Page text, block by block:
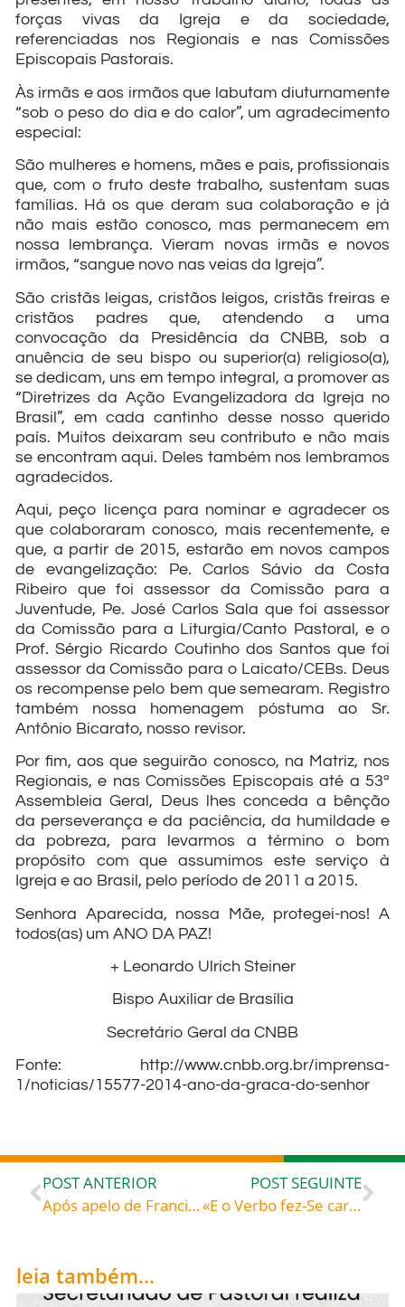
forças vivas da Igreja e da sociedade,
referenciadas nos Regionais e nas Comissões
Episcopais Pastorais.
Às irmãs e aos irmãos que labutam diuturnamente
“sob o peso do dia e do calor”, um agradecimento
especial:
São mulheres e homens, mães e pais, profissionais
que, com o fruto deste trabalho, sustentam suas
famílias. Há os que deram sua colaboração e já
não mais estão conosco, mas permanecem em
nossa lembrança. Vieram novas irmãs e novos
irmãos, “sangue novo nas veias da Igreja”.
São cristãs leigas, cristãos leigos, cristãs freiras e
cristãos padres que, atendendo a uma
convocação da Presidência da CNBB, sob a
anuência de seu bispo ou superior(a) religioso(a),
se dedicam, uns em tempo integral, a promover as
“Diretrizes da Ação Evangelizadora da Igreja no
Brasil”, em cada cantinho desse nosso querido
país. Muitos deixaram seu contributo e não mais
se encontram aqui. Deles também nos lembramos
agradecidos.
Aqui, peço licença para nominar e agradecer os
que colaboraram conosco, mais recentemente, e
que, a partir de 2015, estarão em novos campos
de evangelização: Pe. Carlos Sávio da Costa
Ribeiro que foi assessor da Comissão para a
Juventude, Pe. José Carlos Sala que foi assessor
da Comissão para a Liturgia/Canto Pastoral, e o
Prof. Sérgio Ricardo Coutinho dos Santos que foi
assessor da Comissão para o Laicato/CEBs. Deus
os recompense pelo bem que semearam. Registro
também nossa homenagem póstuma ao Sr.
Antônio Bicarato, nosso revisor.
Por fim, aos que seguirão conosco, na Matriz, nos
Regionais, e nas Comissões Episcopais até a 53ª
Assembleia Geral, Deus lhes conceda a bênção
da perseverança e da paciência, da humildade e
da pobreza, para levarmos a término o bom
propósito com que assumimos este serviço à
Igreja e ao Brasil, pelo período de 2011 a 2015.
Senhora Aparecida, nossa Mãe, protegei-nos! A
todos(as) um ANO DA PAZ!
+ Leonardo Ulrich Steiner
Bispo Auxiliar de Brasília
Secretário Geral da CNBB
Fonte: http://www.cnbb.org.br/imprensa-
1/noticias/15577-2014-ano-da-graca-do-senhor
POST ANTERIOR
Após apelo de Francisco, religiosas italianas abrem estruturas a Refugiados em bote à deriva na costa italiana
POST SEGUINTE
«E o Verbo fez-Se carne» – Beato John Henry Newman (1801-1890), presbítero, fundador do Oratório em Inglaterra
leia também...